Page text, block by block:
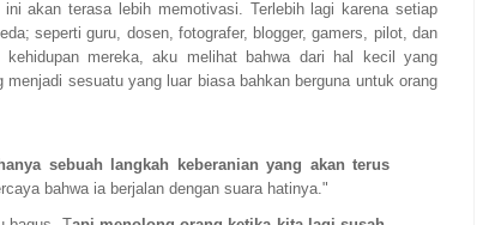
akan terasa lebih memotivasi. Terlebih lagi karena setiap
seperti guru, dosen, fotografer, blogger, gamers, pilot, dan
kehidupan mereka, aku melihat bahwa dari hal kecil yang
sesuatu yang luar biasa bahkan berguna untuk orang
sebuah langkah keberanian yang akan terus
bahwa ia berjalan dengan suara hatinya."